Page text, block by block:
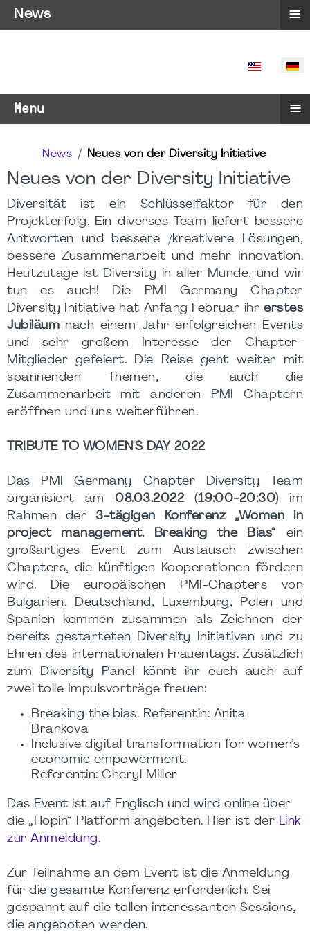
SPRACHE
Menu ≡
News Neues von der Diversity Initiative
Neues von der Diversity Initiative
Diversität ist ein Schlüsselfaktor für den
Projekterfolg. Ein diverses Team liefert bessere
Antworten und bessere /kreativere Lösungen,
bessere Zusammenarbeit und mehr Innovation.
Heutzutage ist Diversity in aller Munde, und wir
tun es auch! Die PMI Germany Chapter
Diversity Initiative hat Anfang Februar ihr erstes
Jubiläum nach einem Jahr erfolgreichen Events
und sehr großem Interesse der Chapter-
Mitglieder gefeiert. Die Reise geht weiter mit
spannenden Themen, die auch die
Zusammenarbeit mit anderen PMI Chaptern
eröffnen und uns weiterführen.
TRIBUTE TO WOMEN'S DAY 2022
Das PMI Germany Chapter Diversity Team
organisiert am 08.03.2022 (19:00-20:30) im
Rahmen der3-tägigen Konferenz „Women in
project management. Breaking the Bias“ ein
großartiges Event zum Austausch zwischen
Chapters, die künftigen Kooperationen fördern
wird. Die europäischen PMI-Chapters von
Bulgarien, Deutschland, Luxemburg, Polen und
Spanien kommen zusammen als Zeichnen der
bereits gestarteten Diversity Initiativen und zu
Ehren des internationalen Frauentags. Zusätzlich
zum Diversity Panel könnt ihr euch auch auf
zwei tolle Impulsvorträge freuen:
Breaking the bias. Referentin: Anita
Brankova
Inclusive digital transformation for women’s
economic empowerment.
Referentin: Cheryl Miller
Das Event ist auf Englisch und wird online über
die „Hopin“ Platform angeboten. Hier ist der Link
zur Anmeldung.
Zur Teilnahme an dem Event ist die Anmeldung
für die gesamte Konferenz erforderlich. Sei
gespannt auf die tollen interessanten Sessions,
die angeboten werden.
News ≡